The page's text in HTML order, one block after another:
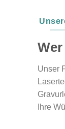
Unser
Ihre